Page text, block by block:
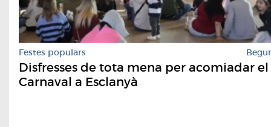
Festes populars Begur
Disfresses de tota mena per acomiadar el
Carnaval a Esclanyà